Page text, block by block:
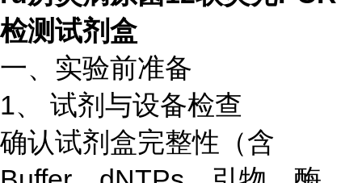
检测试剂盒
一、实验前准备
1、 试剂与设备检查
确认试剂盒完整性（含